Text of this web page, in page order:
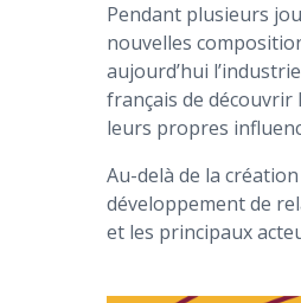
Pendant plusieurs
nouvelles
aujourd’hui
français de
leurs propres
Au-delà de la
développement de
et les principaux